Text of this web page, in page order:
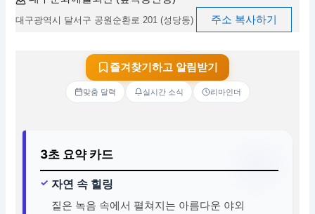
대구광역시 달서구 공원순환로 201 (성당동) 주소 복사하기
즐겨찾기하고 알림받기
맞춤 달력 실시간 소식 리마인더
3초 요약 카드
자연 속 힐링
짙은 녹음 속에서 펼쳐지는 아름다운 야외